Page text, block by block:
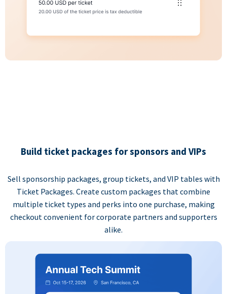
Build ticket packages for sponsors and VIPs
Sell sponsorship packages, group tickets, and VIP tables with
Ticket Packages. Create custom packages that combine
multiple ticket types and perks into one purchase, making
checkout convenient for corporate partners and supporters
alike.